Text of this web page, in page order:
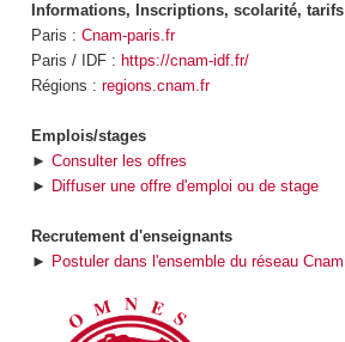
Informations, Inscriptions, scolarité, tarifs
Paris : Cnam-paris.fr
Paris / IDF : https://cnam-idf.fr/
Régions : regions.cnam.fr
Emplois/stages
► Consulter les offres
► Diffuser une offre d'emploi ou de stage
Recrutement d'enseignants
► Postuler dans l'ensemble du réseau Cnam